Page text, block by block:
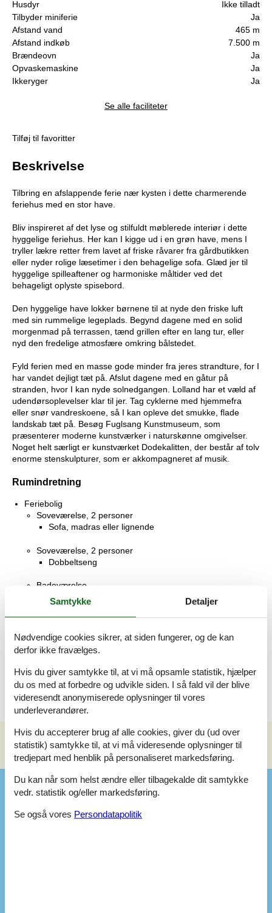
Husdyr
Ikke tilladt
Tilbyder miniferie
Ja
Afstand vand
465 m
Afstand indkøb
7.500 m
Brændeovn
Ja
Opvaskemaskine
Ja
Ikkeryger
Ja
Se alle faciliteter
Tilføj til favoritter
Beskrivelse
Tilbring en afslappende ferie nær kysten i dette charmerende
feriehus med en stor have.
Bliv inspireret af det lyse og stilfuldt møblerede interiør i dette
hyggelige feriehus. Her kan I kigge ud i en grøn have, mens I
tryller lækre retter frem lavet af friske råvarer fra gårdbutikken
eller nyder rolige læsetimer i den behagelige sofa. Glæd jer til
hyggelige spilleaftener og harmoniske måltider ved det
behageligt oplyste spisebord.
Den hyggelige have lokker børnene til at nyde den friske luft
med sin rummelige legeplads. Begynd dagene med en solid
morgenmad på terrassen, tænd grillen efter en lang tur, eller
nyd den fredelige atmosfære omkring bålstedet.
Fyld ferien med en masse gode minder fra jeres strandture, for I
har vandet dejligt tæt på. Afslut dagene med en gåtur på
stranden, hvor I kan nyde solnedgangen. Lolland har et væld af
udendørsoplevelser klar til jer. Tag cyklerne med hjemmefra
eller snør vandreskoene, så I kan opleve det smukke, flade
landskab tæt på. Besøg Fuglsang Kunstmuseum, som
præsenterer moderne kunstværker i naturskønne omgivelser.
Noget helt særligt er kunstværket Dodekalitten, der består af tolv
enorme stenskulpturer, som er akkompagneret af musik.
Rumindretning
Feriebolig
Soveværelse, 2 personer
Sofa, madras eller lignende
Soveværelse, 2 personer
Dobbeltseng
Badeværelse
WC. Varmt og koldt vand, Bruser
Stue, 2 personer
Sofa, madras eller lignende
Terrasse
Åben terrasse
Se nabo emner Se solens gang om emnet 😎
Faciliteter
Samtykke Detaljer
Nødvendige cookies sikrer, at siden fungerer, og de kan
derfor ikke fravælges.
Hvis du giver samtykke til, at vi må opsamle statistik, hjælper
du os med at forbedre og udvikle siden. I så fald vil der blive
videresendt anonymiserede oplysninger til vores
underleverandører.
Hvis du accepterer brug af alle cookies, giver du (ud over
statistik) samtykke til, at vi må videresende oplysninger til
tredjepart med henblik på personaliseret markedsføring.
Du kan når som helst ændre eller tilbagekalde dit samtykke
vedr. statistik og/eller markedsføring.
Se også vores Persondatapolitik